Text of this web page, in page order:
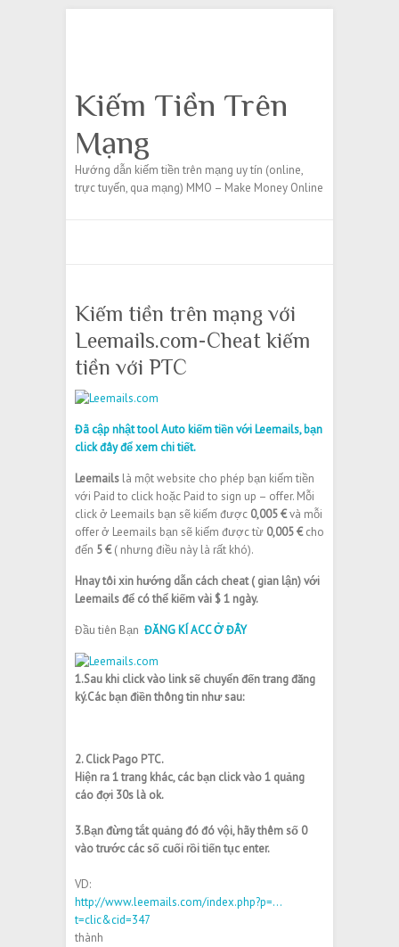
Kiếm Tiền Trên
Mạng
Hướng dẫn kiếm tiền trên mạng uy tín (online,
trực tuyến, qua mạng) MMO – Make Money Online
Kiếm tiền trên mạng với
Leemails.com-Cheat kiếm
tiền với PTC
Đã cập nhật tool Auto kiếm tiền với Leemails, bạn
click đây để xem chi tiết.
Leemails là một website cho phép bạn kiếm tiền
với Paid to click hoặc Paid to sign up – offer. Mỗi
click ở Leemails bạn sẽ kiếm được 0,005 €và mỗi
offer ở Leemails bạn sẽ kiếm được từ 0,005 €cho
đến 5 €( nhưng điều này là rất khó).
Hnay tôi xin hướng dẫn cách cheat ( gian lận) với
Leemails để có thể kiếm vài $ 1 ngày.
Đầu tiên Bạn ĐĂNG KÍ ACC Ở ĐÂY
1.Sau khi click vào link sẽ chuyển đến trang đăng
ký.Các bạn điền thông tin như sau:
2. Click Pago PTC.
Hiện ra 1 trang khác, các bạn click vào 1 quảng
cáo đợi 30s là ok.
3.Bạn đừng tắt quảng đó đó vội, hãy thêm số 0
vào trước các số cuối rồi tiến tục enter.
VD:
http://www.leemails.com/index.php?p=…
t=clic&cid=347
thành